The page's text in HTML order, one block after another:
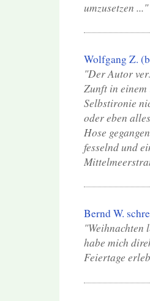
umzusetzen ..."
Wolfgang Z.
"Der Autor
Zunft in
Selbstironie
oder eben
Hose
fesselnd und
Bernd W.
"Weihnachten
habe mich
Feiertage